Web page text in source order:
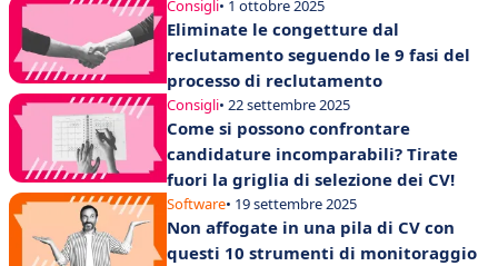
Consigli• 1 ottobre 2025
Eliminate le congetture dal
reclutamento seguendo le 9 fasi del
processo di reclutamento
Consigli• 22 settembre 2025
Come si possono confrontare
candidature incomparabili? Tirate
fuori la griglia di selezione dei CV!
Software• 19 settembre 2025
Non affogate in una pila di CV con
questi 10 strumenti di monitoraggio